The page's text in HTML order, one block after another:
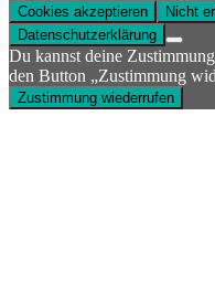
Cookies akzeptieren
Nicht
Datenschutzerklärung
Du kannst deine
den Button „Zustimmung
Zustimmung wiederrufen